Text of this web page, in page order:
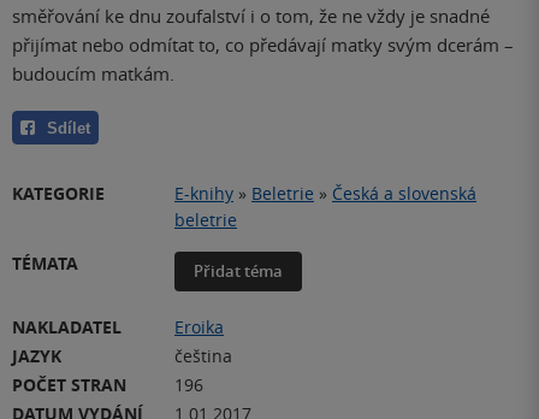
směřování ke dnu zoufalství i o tom, že ne vždy je snadné
přijímat nebo odmítat to, co předávají matky svým dcerám –
budoucím matkám.
Sdílet
KATEGORIE E-knihy » Beletrie » Česká a slovenská
beletrie
TÉMATA
Přidat téma
NAKLADATEL
Eroika
JAZYK
čeština
POČET STRAN
196
DATUM VYDÁNÍ
1.01.2017